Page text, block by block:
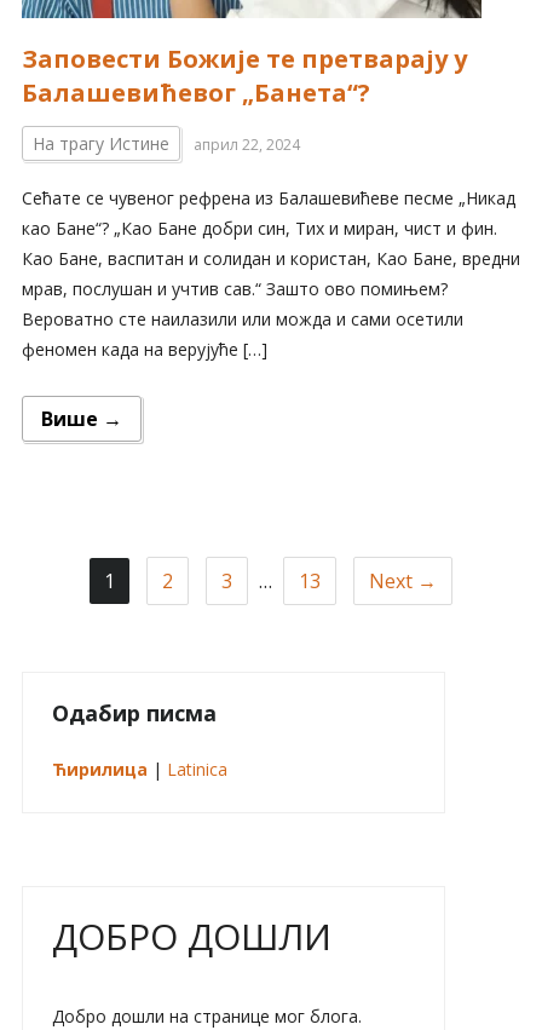
Заповести Божије те претварају у
Балашевићевог „Банета“?
На трагу Истине април 22, 2024
Сећате се чувеног рефрена из Балашевићеве песме „Никад
као Бане“? „Као Бане добри син, Тих и миран, чист и фин.
Као Бане, васпитан и солидан и користан, Као Бане, вредни
мрав, послушан и учтив сав.“ Зашто ово помињем?
Вероватно сте наилазили или можда и сами осетили
феномен када на верујуће […]
Више →
1 2 3 … 13 Next →
Одабир писма
Ћирилица | Latinica
ДОБРО ДОШЛИ
Добро дошли на странице мог блога.